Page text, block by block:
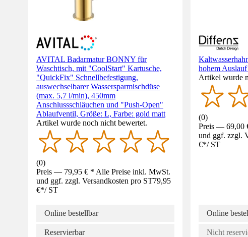
AVITAL Badarmatur BONNY für
Waschtisch, mit "CoolStart" Kartusche,
"QuickFix" Schnellbefestigung,
auswechselbarer Wassersparmischdüse
(max. 5,7 l/min), 450mm
Anschlussschläuchen und "Push-Open"
Ablaufventil, Größe: L, Farbe: gold matt
Artikel wurde noch nicht bewertet.
(0)
Preis — 79,95 € * Alle Preise inkl. MwSt.
und ggf. zzgl. Versandkosten pro ST79,95
€*/ ST
Online bestellbar
Reservierbar
hohem
Artikel wurde
(0)
Preis — 69,00
und ggf. zzgl.
€*/ ST
Online
Nicht